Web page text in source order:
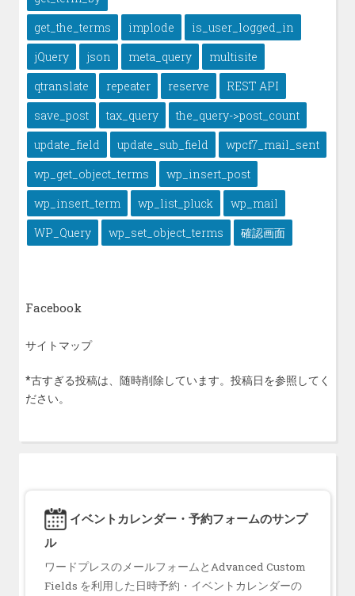
get_the_terms
implode
is_user_logged_in
jQuery
json meta_query
multisite
qtranslate
repeater reserve
REST API
save_post
tax_query
the_query->post_count
update_field
update_sub_field
wpcf7_mail_sent
wp_get_object_terms
wp_insert_post
wp_insert_term
wp_list_pluck
wp_mail
WP_Query
wp_set_object_terms 確認画面
Facebook
サイトマップ
*古すぎる投稿は、随時削除しています。投稿日を参照してく
ださい。
イベントカレンダー・予約フォームのサンプ
ル
ワードプレスのメールフォームとAdvanced Custom
Fields を利用した日時予約・イベントカレンダーの